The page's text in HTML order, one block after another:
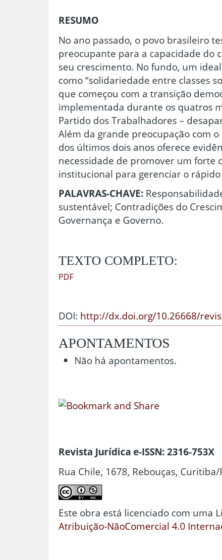
RESUMO
No ano passado, o povo brasileiro
preocupante para a capacidade do
seu crescimento. No fundo, um
como “solidariedade entre classes
que começou com a transição
implementada durante os quatros
Partido dos Trabalhadores –
Além da grande preocupação com
dos últimos dois anos oferece
necessidade de promover um forte
institucional para gerenciar o
PALAVRAS-CHAVE:
sustentável; Contradições do
Governança e Governo.
TEXTO COMPLETO:
PDF
DOI: http://dx.doi.org/10.26668/
APONTAMENTOS
Não há apontamentos.
Revista Jurídica e-ISSN: 2316-753X
Rua Chile, 1678, Rebouças, Curitiba/
Este obra está licenciado com uma
Atribuição-NãoComercial 4.0